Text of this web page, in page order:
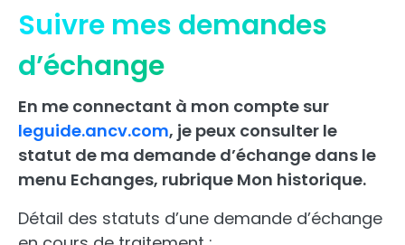
Suivre mes demandes
d’échange
En me connectant à mon compte sur
leguide.ancv.com, je peux consulter le
statut de ma demande d’échange dans le
menu Echanges, rubrique Mon historique.
Détail des statuts d’une demande d’échange